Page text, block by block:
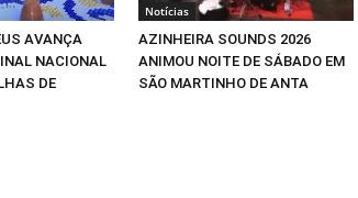
AVANÇA
NACIONAL
DE
Notícias
AZINHEIRA SOUNDS 2026
ANIMOU NOITE DE SÁBADO EM
SÃO MARTINHO DE ANTA